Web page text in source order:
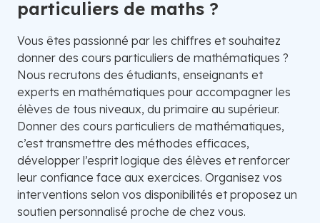
particuliers de maths ?
Vous êtes passionné par les chiffres et souhaitez
donner des cours particuliers de mathématiques ?
Nous recrutons des étudiants, enseignants et
experts en mathématiques pour accompagner les
élèves de tous niveaux, du primaire au supérieur.
Donner des cours particuliers de mathématiques,
c’est transmettre des méthodes efficaces,
développer l’esprit logique des élèves et renforcer
leur confiance face aux exercices. Organisez vos
interventions selon vos disponibilités et proposez un
soutien personnalisé proche de chez vous.